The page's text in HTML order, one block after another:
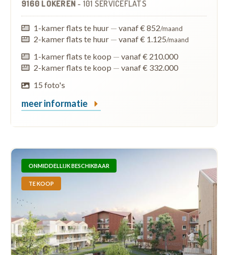
9160 LOKEREN - 101 SERVICEFLATS
1-kamer flats te huur — vanaf € 852/maand
2-kamer flats te huur — vanaf € 1.125/maand
1-kamer flats te koop — vanaf € 210.000
2-kamer flats te koop — vanaf € 332.000
15 foto's
meer informatie
ONMIDDELLIJK BESCHIKBAAR
TE KOOP